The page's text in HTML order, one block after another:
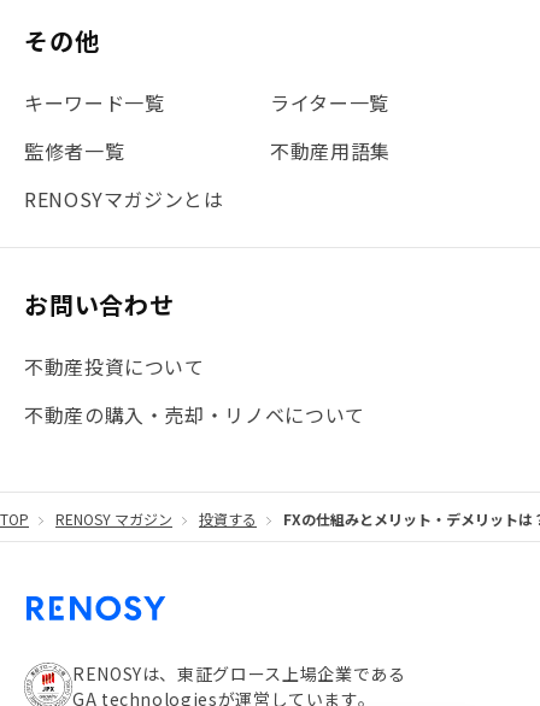
#不動産投資体験レポ
#地震対策
#セミナー #渋谷
#ふるさと納税
#法人化
#クラウドファンディング #JR京浜東北線
#まとめ #融資 #目黒
#JR湘南新宿ライン
#20代 #都営浅草線
#東急東横線
#都営大江戸線
#都営三田線 #不労所得
#私の資産ポートフォリオ
#わたしのリノベーションストーリー #JR横須賀線
その他
キーワード一覧
ライター一覧
監修者一覧
不動産用語集
RENOSYマガジンとは
お問い合わせ
不動産投資について
不動産の購入・売却・リノベについて
TOP RENOSY マガジン 投資する FXの仕組みとメリット・デメリット
RENOSYは、東証グロース上場企業である
GA technologiesが運営しています。